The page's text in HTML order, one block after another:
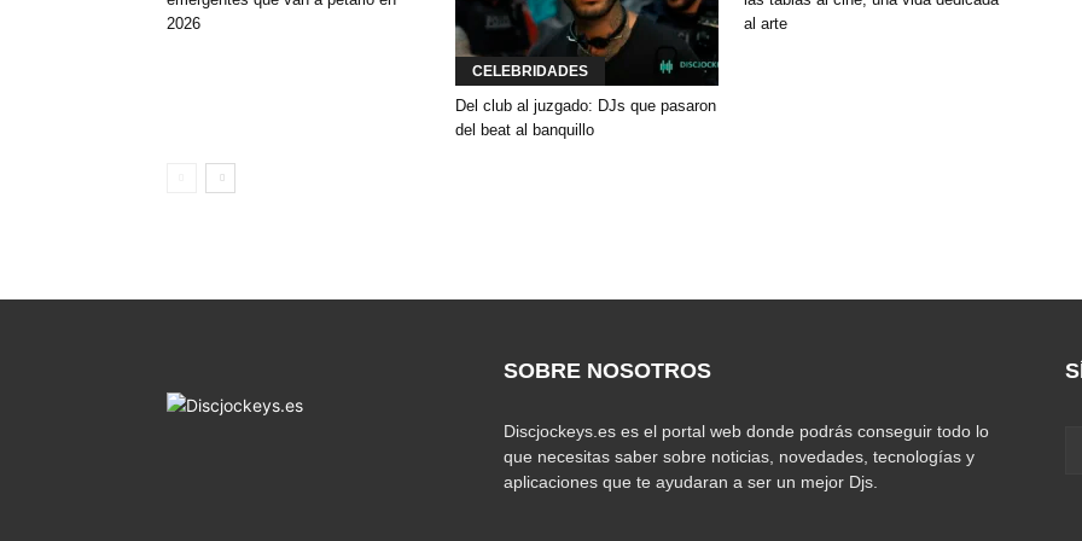
2026
CELEBRIDADES
Del club al juzgado: DJs que pasaron
del beat al banquillo
al arte
SOBRE NOSOTROS
Discjockeys.es es el portal web donde podrás conseguir todo lo
que necesitas saber sobre noticias, novedades, tecnologías y
aplicaciones que te ayudaran a ser un mejor Djs.